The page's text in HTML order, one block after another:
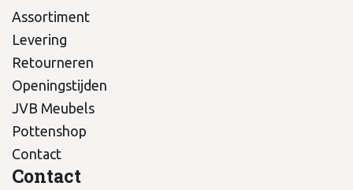
Assortiment
Levering
Retourneren
Openingstijden
JVB Meubels
Pottenshop
Contact
Contact